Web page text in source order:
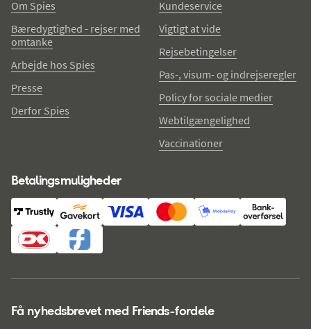
Om Spies
Bæredygtighed - rejser med
omtanke
Arbejde hos Spies
Presse
Derfor Spies
Kundeservice
Vigtigt at vide
Rejsebetingelser
Pas-, visum- og indrejseregler
Policy for sociale medier
Webtilgængelighed
Vaccinationer
Betalingsmuligheder
Få nyhedsbrevet med Friends-fordele